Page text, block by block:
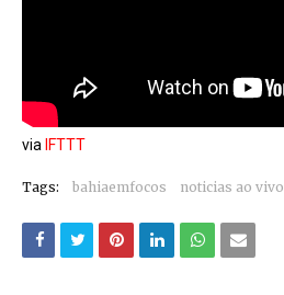
via IFTTT
Tags: bahiaemfocos noticias ao vivo